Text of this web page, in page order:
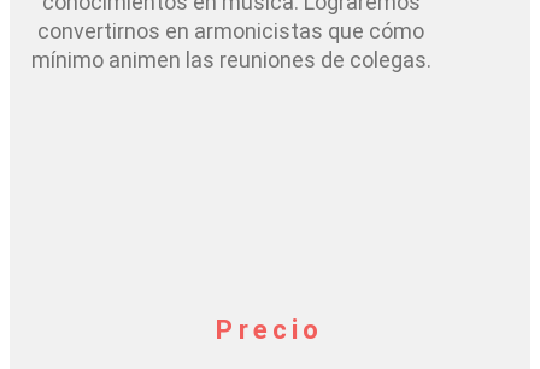
convertirnos en armonicistas que cómo
mínimo animen las reuniones de colegas.
Precio